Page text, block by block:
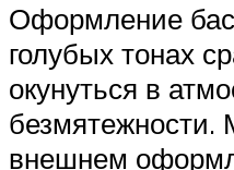
Оформление
голубых тонах
окунуться в
безмятежности.
внешнем